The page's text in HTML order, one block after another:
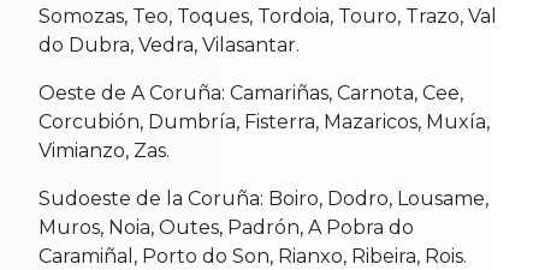
Somozas, Teo, Toques, Tordoia, Touro, Trazo, Val
do Dubra, Vedra, Vilasantar.
Oeste de A Coruña: Camariñas, Carnota, Cee,
Corcubión, Dumbría, Fisterra, Mazaricos, Muxía,
Vimianzo, Zas.
Sudoeste de la Coruña: Boiro, Dodro, Lousame,
Muros, Noia, Outes, Padrón, A Pobra do
Caramiñal, Porto do Son, Rianxo, Ribeira, Rois.